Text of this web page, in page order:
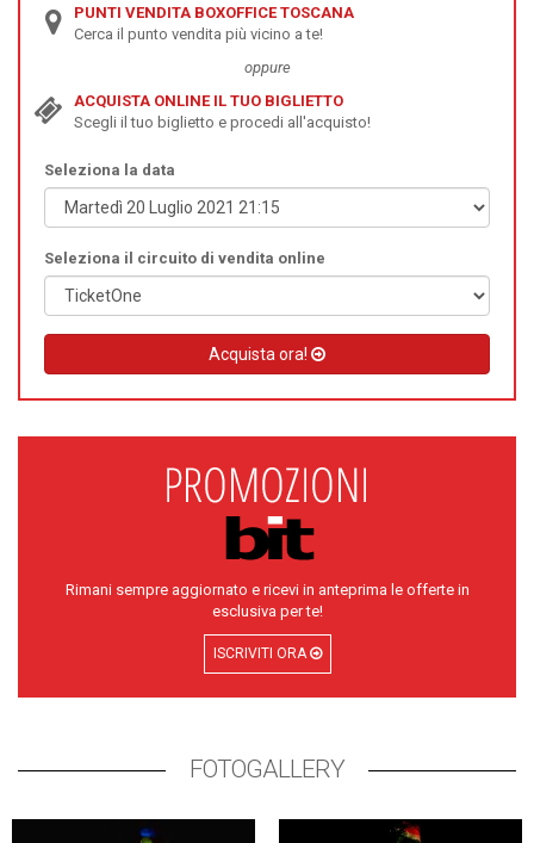
PUNTI VENDITA BOXOFFICE TOSCANA
Cerca il punto vendita più vicino a te!
oppure
ACQUISTA ONLINE IL TUO BIGLIETTO
Scegli il tuo biglietto e procedi all'acquisto!
Seleziona la data
Seleziona il circuito di vendita online
Acquista ora!
Rimani sempre aggiornato e ricevi in anteprima le offerte in
esclusiva per te!
ISCRIVITI ORA
FOTOGALLERY